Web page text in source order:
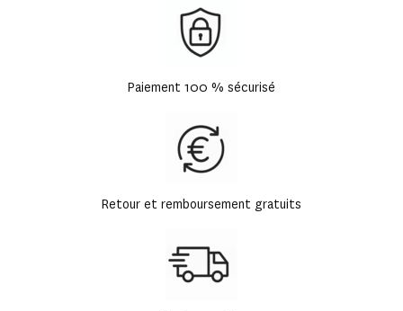
Paiement 100 % sécurisé
Retour et remboursement gratuits